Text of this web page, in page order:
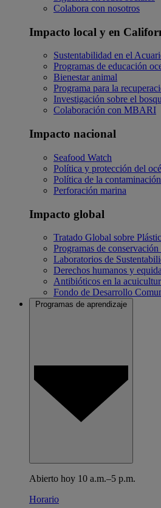
Colabora con nosotros
Impacto local y en
Sustentabilidad en el
Programas de educación
Bienestar animal
Programa para la
Investigación sobre el
Colaboración con MBARI
Impacto nacional
Seafood Watch
Política y protección del
Política de la
Perforación marina
Impacto global
Tratado Global sobre
Programas de
Laboratorios de
Derechos humanos y
Antibióticos en la
Fondo de Desarrollo
Programas de aprendizaje
Abierto hoy 10 a.m.–5 p.m.
Horario